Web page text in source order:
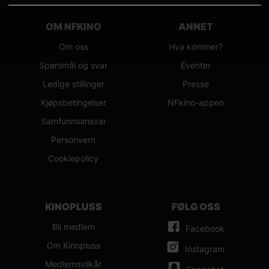
OM NFKINO
Om oss
Spørsmål og svar
Ledige stillinger
Kjøpsbetingelser
Samfunnsansvar
Personvern
Cookiepolicy
ANNET
Hva kommer?
Eventer
Presse
NFkino-appen
KINOPLUSS
Bli medlem
Om Kinopluss
Medlemsvilkår
FØLG OSS
Facebook
Instagram